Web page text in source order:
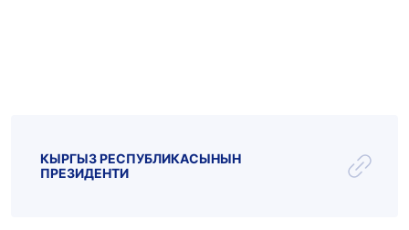
КЫРГЫЗ РЕСПУБЛИКАСЫНЫН
ПРЕЗИДЕНТИ